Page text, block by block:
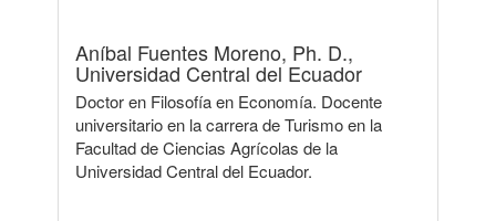
Aníbal Fuentes Moreno, Ph. D.,
Universidad Central del Ecuador
Doctor en Filosofía en Economía. Docente
universitario en la carrera de Turismo en la
Facultad de Ciencias Agrícolas de la
Universidad Central del Ecuador.